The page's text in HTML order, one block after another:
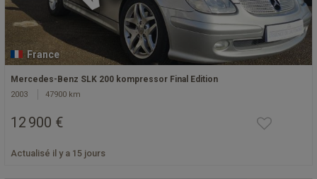
France
Mercedes-Benz SLK 200 kompressor Final Edition
2003 47900 km
12 900 €
Actualisé il y a 15 jours